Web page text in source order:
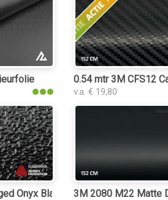
0.54 mtr 3M CFS12
v.a. € 19,80
Onyx Black interieurfolie
3M 2080 M22 Matte